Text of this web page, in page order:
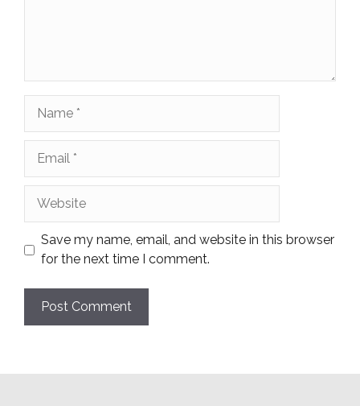
Save my name, email, and website in this browser
for the next time I comment.